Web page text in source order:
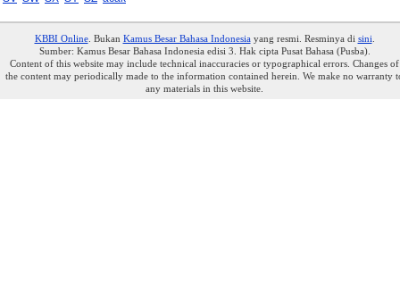
KBBI Online. Bukan Kamus Besar Bahasa Indonesiayang resmi. Resminya di sini
Sumber: Kamus Besar Bahasa Indonesia edisi 3. Hak cipta Pusat Bahasa (Pusba).
Content of this website may include technical inaccuracies or typographical errors. Changes of
the content may periodically made to the information contained herein. We make no warranty
any materials in this website.